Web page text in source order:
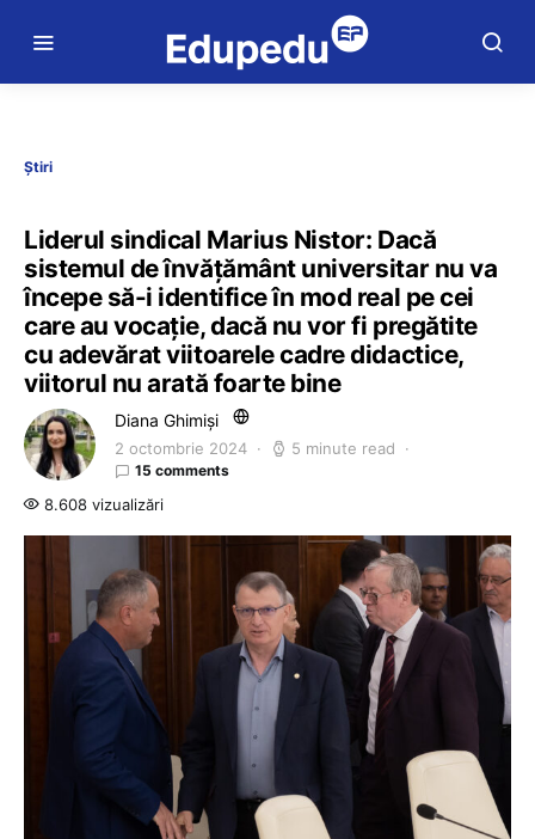
Știri
Liderul sindical Marius Nistor: Dacă
sistemul de învățământ universitar nu va
începe să-i identifice în mod real pe cei
care au vocație, dacă nu vor fi pregătite
cu adevărat viitoarele cadre didactice,
viitorul nu arată foarte bine
Diana Ghimiși
2 octombrie 2024 5 minute read
15 comments
8.608 vizualizări